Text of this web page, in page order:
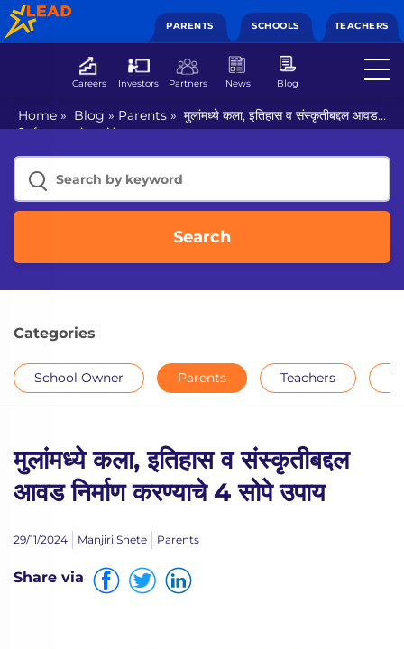
PARENTS SCHOOLS TEACHERS
Careers Investors Partners News Blog
Home » Blog » Parents » मुलांमध्ये कला, इतिहास व संस्कृतीबद्दल आवड
निर्माण करण्याचे 4 सोपे उपाय
Search
Categories
School Owner Parents Teachers
मुलांमध्ये कला, इतिहास व संस्कृतीबद्दल
आवड निर्माण करण्याचे 4 सोपे उपाय
29/11/2024 Manjiri Shete Parents
Share via